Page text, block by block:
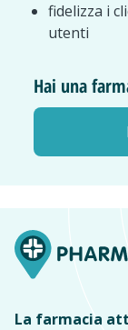
fidelizza i
utenti
Hai una
La farmacia